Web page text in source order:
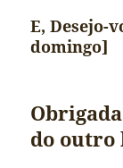
E, Desejo-
domingo]
do outro